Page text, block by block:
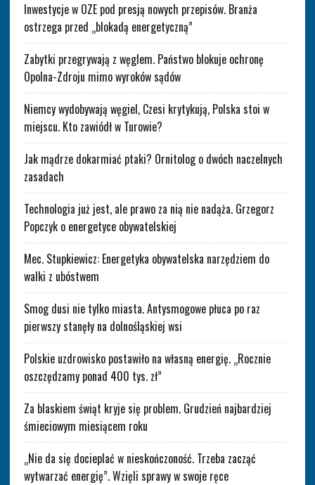
Inwestycje w OZE pod presją nowych przepisów. Branża
ostrzega przed „blokadą energetyczną”
Zabytki przegrywają z węglem. Państwo blokuje ochronę
Opolna-Zdroju mimo wyroków sądów
Niemcy wydobywają węgiel, Czesi krytykują, Polska stoi w
miejscu. Kto zawiódł w Turowie?
Jak mądrze dokarmiać ptaki? Ornitolog o dwóch naczelnych
zasadach
Technologia już jest, ale prawo za nią nie nadąża. Grzegorz
Popczyk o energetyce obywatelskiej
Mec. Stupkiewicz: Energetyka obywatelska narzędziem do
walki z ubóstwem
Smog dusi nie tylko miasta. Antysmogowe płuca po raz
pierwszy stanęły na dolnośląskiej wsi
Polskie uzdrowisko postawiło na własną energię. „Rocznie
oszczędzamy ponad 400 tys. zł”
Za blaskiem świąt kryje się problem. Grudzień najbardziej
śmieciowym miesiącem roku
„Nie da się docieplać w nieskończoność. Trzeba zacząć
wytwarzać energię”. Wzięli sprawy w swoje ręce